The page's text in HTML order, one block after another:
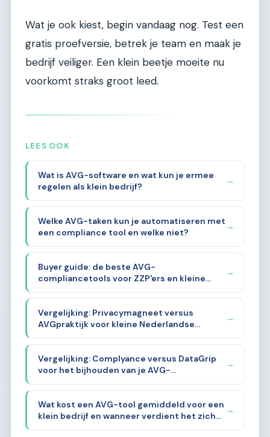
Wat je ook kiest, begin vandaag nog. Test een
gratis proefversie, betrek je team en maak je
bedrijf veiliger. Een klein beetje moeite nu
voorkomt straks groot leed.
LEES OOK
Wat is AVG-software en wat kun je ermee
regelen als klein bedrijf?
→
Welke AVG-taken kun je automatiseren met
een compliance tool en welke niet?
→
Buyer guide: de beste AVG-
compliancetools voor ZZP'ers en kleine
bedrijven in 2026
→
Vergelijking: Privacymagneet versus
AVGpraktijk voor kleine Nederlandse
ondernemers
→
Vergelijking: Complyance versus DataGrip
voor het bijhouden van je AVG-
documentatie
→
Wat kost een AVG-tool gemiddeld voor een
klein bedrijf en wanneer verdient het zich
terug?
→